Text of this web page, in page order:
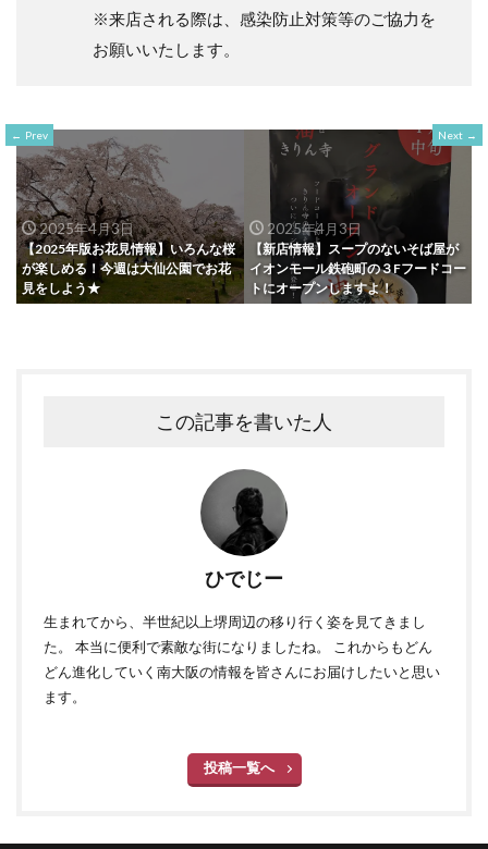
※来店される際は、感染防止対策等のご協力を
お願いいたします。
Prev
2025年4月3日
【2025年版お花見情報】いろんな桜
が楽しめる！今週は大仙公園でお花
見をしよう★
Next
2025年4月3日
【新店情報】スープのないそば屋が
イオンモール鉄砲町の３Fフードコー
トにオープンしますよ！
この記事を書いた人
ひでじー
生まれてから、半世紀以上堺周辺の移り行く姿を見てきまし
た。 本当に便利で素敵な街になりましたね。 これからもどん
どん進化していく南大阪の情報を皆さんにお届けしたいと思い
ます。
投稿一覧へ